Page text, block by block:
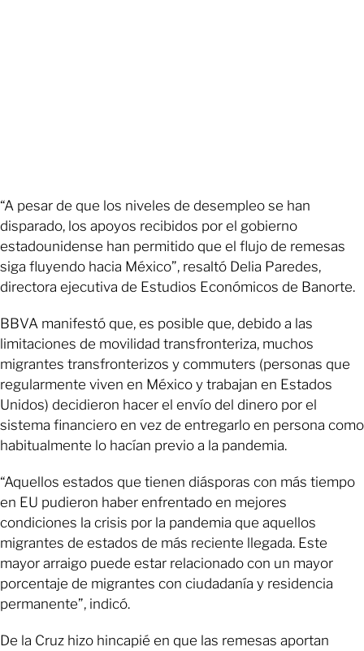
“A pesar de que los niveles de desempleo se han
disparado, los apoyos recibidos por el gobierno
estadounidense han permitido que el flujo de remesas
siga fluyendo hacia México”, resaltó Delia Paredes,
directora ejecutiva de Estudios Económicos de Banorte.
BBVA manifestó que, es posible que, debido a las
limitaciones de movilidad transfronteriza, muchos
migrantes transfronterizos y commuters (personas que
regularmente viven en México y trabajan en Estados
Unidos) decidieron hacer el envío del dinero por el
sistema financiero en vez de entregarlo en persona como
habitualmente lo hacían previo a la pandemia.
“Aquellos estados que tienen diásporas con más tiempo
en EU pudieron haber enfrentado en mejores
condiciones la crisis por la pandemia que aquellos
migrantes de estados de más reciente llegada. Este
mayor arraigo puede estar relacionado con un mayor
porcentaje de migrantes con ciudadanía y residencia
permanente”, indicó.
De la Cruz hizo hincapié en que las remesas aportan